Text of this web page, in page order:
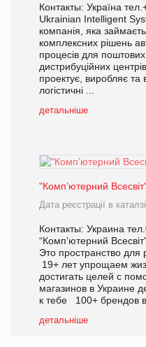
Контакты: Україна
Ukrainian Intelligent
компанія, яка
комплексних рішень
процесів для
дистрибуційних
проектує, виробляє та
логістичні ...
детальніше
"Комп’ютерний
Дата реєстрації в
Контакты: Украина
“Комп’ютерний
Это пространство для
19+ лет упрощаем
достигать целей с
магазинов в Украине
к тебе 100+ брендов в
детальніше